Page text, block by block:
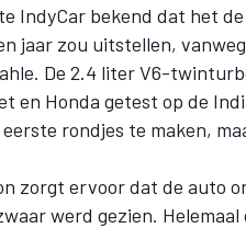
DTM
IndyCar bekend dat het
jaar zou uitstellen,
De 2.4 liter V6-
en Honda getest op de
eerste rondjes te maken,
zorgt ervoor dat de auto
werd gezien.